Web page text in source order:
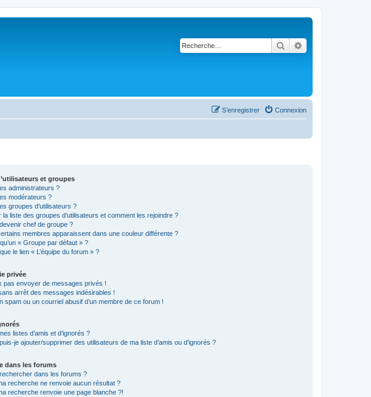
Rechercher
Connexion
S’enregistrer
et groupes
administrateurs ?
modérateurs ?
groupes d’utilisateurs ?
la liste des groupes d’utilisateurs et comment les rejoindre ?
chef de groupe ?
membres apparaissent dans une couleur différente ?
« Groupe par défaut » ?
le lien « L’équipe du forum » ?
privée
pas envoyer de messages privés !
arrêt des messages indésirables !
spam ou un courriel abusif d’un membre de ce forum !
listes d’amis et d’ignorés ?
je ajouter/supprimer des utilisateurs de ma liste d’amis ou d’ignorés ?
dans les forums
dans les forums ?
recherche ne renvoie aucun résultat ?
recherche renvoie une page blanche ?!